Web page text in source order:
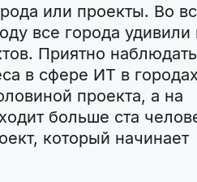
или проекты. Во
все города удивили
Приятно
в сфере ИТ в
проекта, а на
больше ста
который начинает